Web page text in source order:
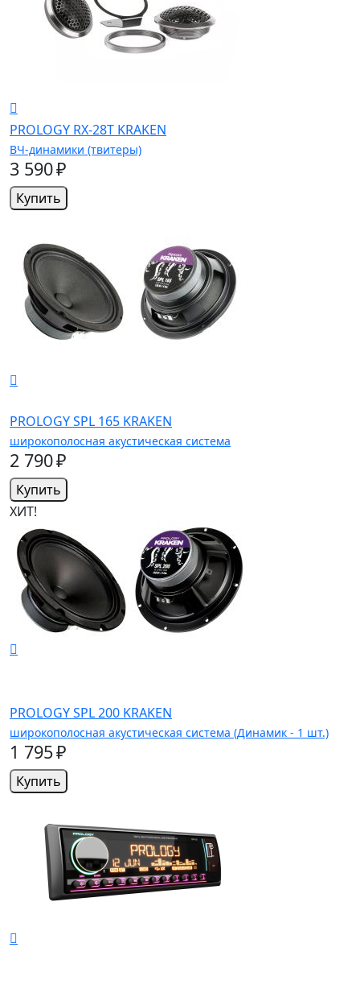
PROLOGY RX-28T KRAKEN
ВЧ-динамики (твитеры)
3 590 ₽
Купить
PROLOGY SPL 165 KRAKEN
широкополосная акустическая система
2 790 ₽
Купить
ХИТ!
PROLOGY SPL 200 KRAKEN
широкополосная акустическая система (Динамик - 1 шт.)
1 795 ₽
Купить